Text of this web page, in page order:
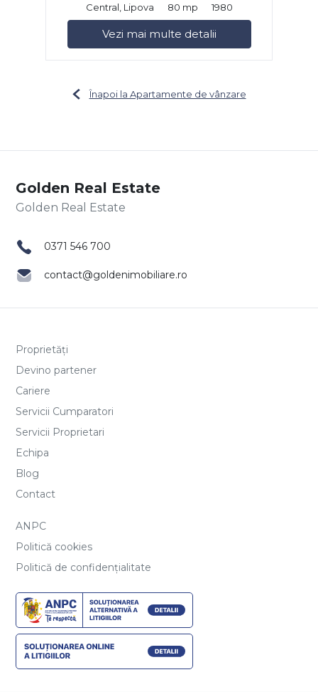
Central, Lipova
80 mp 1980
Vezi mai multe detalii
Înapoi la Apartamente de vânzare
Golden Real Estate
0371 546 700
contact@goldenimobiliare.ro
Proprietăți
Devino partener
Cariere
Servicii Cumparatori
Servicii Proprietari
Echipa
Blog
Contact
ANPC
Politică cookies
Politică de confidențialitate